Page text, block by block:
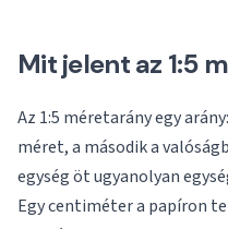
Mit jelent az 1:5
Az 1:5 méretarány egy
méret, a második a
egység öt ugyanolyan
Egy centiméter a papíron